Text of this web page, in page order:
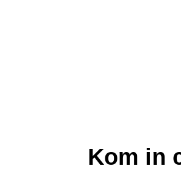
Kom in